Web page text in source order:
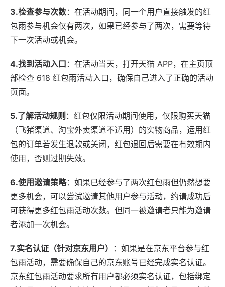
3.检查参与次数：在活动期间，同一个用户直接触发的红
包雨参与机会仅有两次，如果已经参与了两次，需要等待
下一次活动或机会。
4.找到活动入口 ：在活动当天，打开天猫 APP，在主页顶
部检查 618 红包雨活动入口，确保自己进入了正确的活动
页面。
5.了解活动规则 ：红包仅限活动期间使用，仅限购买天猫
（飞猪渠道、淘宝外卖渠道不适用）的实物商品，运用红
包的订单若发生退款或关闭，红包退回后需要在有效期内
使用，否则过期失效。
6.使用邀请策略：如果已经参与了两次红包雨但仍然想要
更多机会，可以尝试邀请其他用户参与活动，约请成功后
可获得更多红包雨活动次数。但同一被邀请者只能为邀请
者添加一次机会。
7.实名认证（针对京东用户）
：如果是在京东平台参与红
包雨活动，需要确保自己的京东账号已经完成实名认证。
京东红包雨活动要求所有用户都必须实名认证，包括绑定